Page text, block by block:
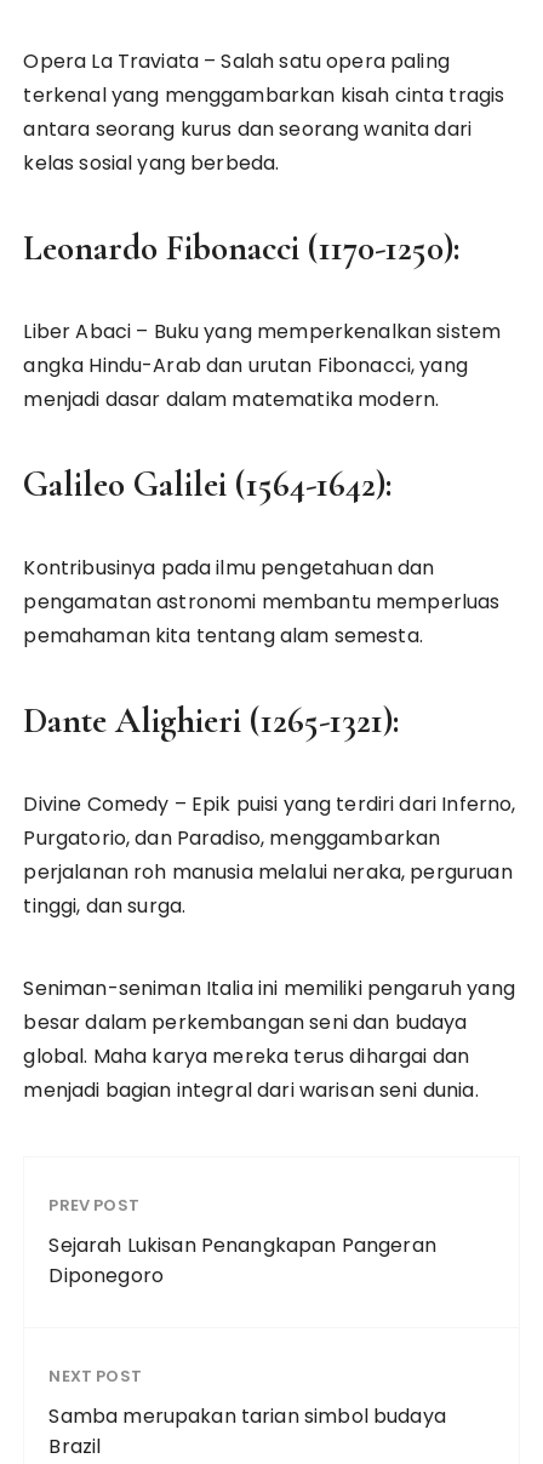
Opera La Traviata – Salah satu opera paling
terkenal yang menggambarkan kisah cinta tragis
antara seorang kurus dan seorang wanita dari
kelas sosial yang berbeda.
Leonardo Fibonacci (1170-1250):
Liber Abaci – Buku yang memperkenalkan sistem
angka Hindu-Arab dan urutan Fibonacci, yang
menjadi dasar dalam matematika modern.
Galileo Galilei (1564-1642):
Kontribusinya pada ilmu pengetahuan dan
pengamatan astronomi membantu memperluas
pemahaman kita tentang alam semesta.
Dante Alighieri (1265-1321):
Divine Comedy – Epik puisi yang terdiri dari Inferno,
Purgatorio, dan Paradiso, menggambarkan
perjalanan roh manusia melalui neraka, perguruan
tinggi, dan surga.
Seniman-seniman Italia ini memiliki pengaruh yang
besar dalam perkembangan seni dan budaya
global. Maha karya mereka terus dihargai dan
menjadi bagian integral dari warisan seni dunia.
PREV POST
Sejarah Lukisan Penangkapan Pangeran
Diponegoro
NEXT POST
Samba merupakan tarian simbol budaya
Brazil